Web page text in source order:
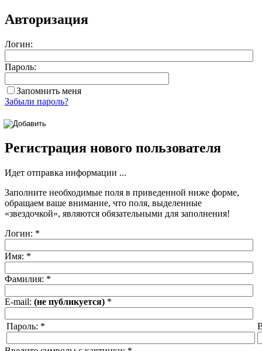
Авторизация
Логин:
Пароль:
Запомнить меня
Забыли пароль?
Регистрация нового пользователя
Идет отправка информации ...
Заполните необходимые поля в приведенной ниже форме,
обращаем ваше внимание, что поля, выделенные
«звездочкой», являются обязательными для заполнения!
Логин: *
Имя: *
Фамилия: *
E-mail: (не публикуется) *
Пароль: *